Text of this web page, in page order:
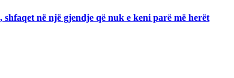
në një gjendje që nuk e keni parë më herët